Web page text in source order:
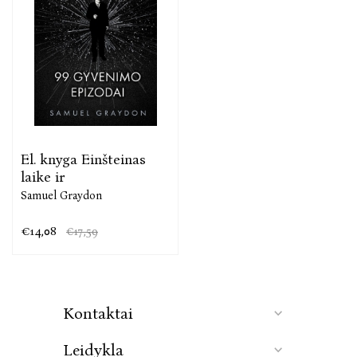
El. knyga Einšteinas
laike ir
Samuel Graydon
€14,08 €17,59
Kontaktai
Leidykla